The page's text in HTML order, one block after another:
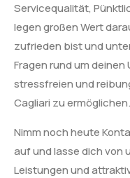
Servicequalität,
legen großen Wert
zufrieden bist und
Fragen rund um deinen
stressfreien und
Cagliari zu ermöglichen.
Nimm noch heute
auf und lasse dich von
Leistungen und